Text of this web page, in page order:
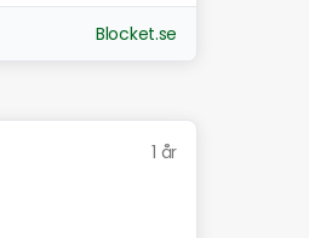
Blocket.se
1 år